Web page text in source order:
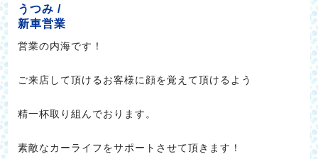
うつみ /
新車営業
営業の内海です！
ご来店して頂けるお客様に顔を覚えて頂けるよう
精一杯取り組んでおります。
素敵なカーライフをサポートさせて頂きます！